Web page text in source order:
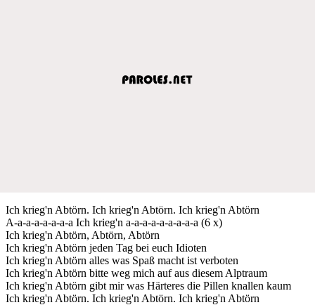
Ich krieg'n Abtörn. Ich krieg'n Abtörn. Ich krieg'n Abtörn
A-a-a-a-a-a-a-a Ich krieg'n a-a-a-a-a-a-a-a-a (6 x)
Ich krieg'n Abtörn, Abtörn, Abtörn
Ich krieg'n Abtörn jeden Tag bei euch Idioten
Ich krieg'n Abtörn alles was Spaß macht ist verboten
Ich krieg'n Abtörn bitte weg mich auf aus diesem Alptraum
Ich krieg'n Abtörn gibt mir was Härteres die Pillen knallen kaum
Ich krieg'n Abtörn. Ich krieg'n Abtörn. Ich krieg'n Abtörn